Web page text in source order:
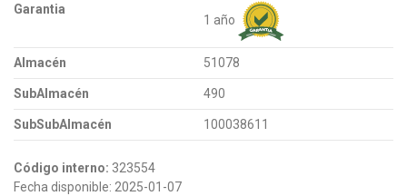
Garantia
1 año
Almacén 51078
SubAlmacén 490
SubSubAlmacén 100038611
Código interno: 323554
Fecha disponible: 2025-01-07